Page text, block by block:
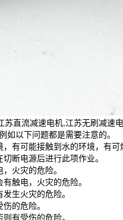
苏直流减速电机,江苏无刷减速
以下问题都是需要注意的。
有可能接触到水的环境，有
断电源后进行此项作业。
火灾的危险。
触电，火灾的危险。
生火灾的危险。
的危险。
有受伤的危险。